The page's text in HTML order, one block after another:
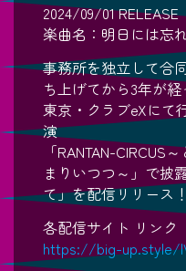
2024/09/01 RELEASE
楽曲名：明日には忘
事務所を独立して合
ち上げてから3年が経
東京・クラブeXに
演
「RANTAN-CIRCUS
まりいつつ～」で披
て」を配信リリース！
各配信サイト リンク
https://big-up.style/